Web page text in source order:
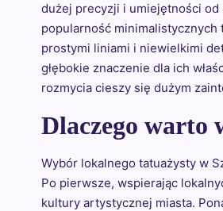
dużej precyzji i umiejętności
popularność minimalistycznych
prostymi liniami i niewielkimi
głębokie znaczenie dla ich
rozmycia cieszy się dużym
Dlaczego warto
Wybór lokalnego tatuażysty w
Po pierwsze, wspierając
kultury artystycznej miasta.